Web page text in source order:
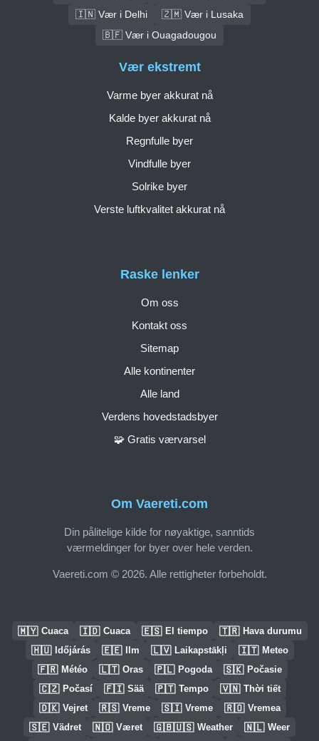
🇮🇳 Vær i Delhi
🇿🇲 Vær i Lusaka
🇧🇫 Vær i Ouagadougou
Om Vaereti.com
Din pålitelige kilde for nøyaktige, sanntids
værmeldinger for byer over hele verden.
Vaereti.com © 2026. Alle rettigheter forbeholdt.
Raske lenker
Om oss
Kontakt oss
Sitemap
Alle kontinenter
Alle land
Verdens hovedstadsbyer
🧩 Gratis værvarsel
Vær ekstremt
Varme byer akkurat nå
Kalde byer akkurat nå
Regnfulle byer
Vindfulle byer
Solrike byer
Verste luftkvalitet akkurat nå
🇲🇾 Cuaca 🇮🇩 Cuaca 🇪🇸 El tiempo 🇹🇷 Hava durumu
🇭🇺 Időjárás 🇪🇪 Ilm 🇱🇻 Laikapstākļi 🇮🇹 Meteo
🇫🇷 Météo 🇱🇹 Oras 🇵🇱 Pogoda 🇸🇰 Počasie
🇨🇿 Počasí 🇫🇮 Sää 🇵🇹 Tempo 🇻🇳 Thời tiết
🇩🇰 Vejret 🇷🇸 Vreme 🇸🇮 Vreme 🇷🇴 Vremea
🇸🇪 Vädret 🇳🇴 Været 🇬🇧🇺🇸 Weather 🇳🇱 Weer